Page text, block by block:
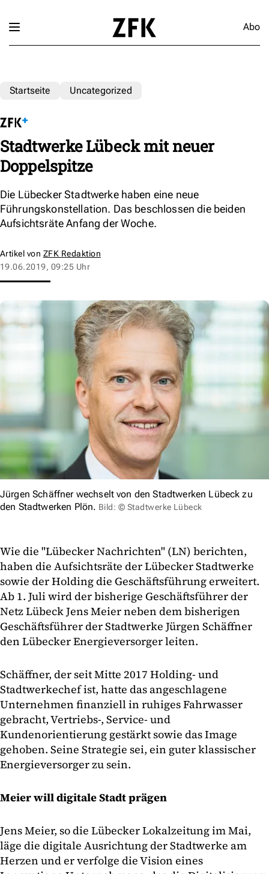
Abo
Startseite Uncategorized
Stadtwerke Lübeck mit neuer
Doppelspitze
Die Lübecker Stadtwerke haben eine neue
Führungskonstellation. Das beschlossen die beiden
Aufsichtsräte Anfang der Woche.
Artikel von ZFK Redaktion
19.06.2019, 09:25 Uhr
Jürgen Schäffner wechselt von den Stadtwerken Lübeck zu
den Stadtwerken Plön. Bild: © Stadtwerke Lübeck
Wie die "Lübecker Nachrichten" (LN) berichten,
haben die Aufsichtsräte der Lübecker Stadtwerke
sowie der Holding die Geschäftsführung erweitert.
Ab 1. Juli wird der bisherige Geschäftsführer der
Netz Lübeck Jens Meier neben dem bisherigen
Geschäftsführer der Stadtwerke Jürgen Schäffner
den Lübecker Energieversorger leiten.
Schäffner, der seit Mitte 2017 Holding- und
Stadtwerkechef ist, hatte das angeschlagene
Unternehmen finanziell in ruhiges Fahrwasser
gebracht, Vertriebs-, Service- und
Kundenorientierung gestärkt sowie das Image
gehoben. Seine Strategie sei, ein guter klassischer
Energieversorger zu sein.
Meier will digitale Stadt prägen
Jens Meier, so die Lübecker Lokalzeitung im Mai,
läge die digitale Ausrichtung der Stadtwerke am
Herzen und er verfolge die Vision eines